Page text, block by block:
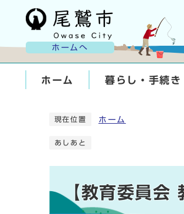
ホームへ
ホーム 暮らし・手続き
現在位置 ホーム
あしあと
【教育委員会